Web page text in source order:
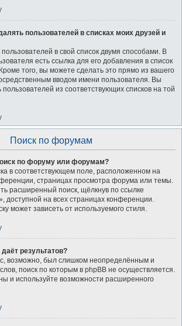
пользователей в списках моих друзей и
в свой список двумя способами. В
есть ссылка для его добавления в список
того, вы можете сделать это прямо из вашего
вводом имени пользователя. Вы
из соответствующих списков на той
Поиск по форумам
по форуму или форумам?
в соответствующем поле, расположенном на
страницах просмотра форума или темы.
расширенный поиск, щёлкнув по ссылке
доступной на всех страницах конференции.
может зависеть от используемого стиля.
результатов?
возможно, был слишком неопределённым и
поиск по которым в phpBB не осуществляется.
и используйте возможности расширенного